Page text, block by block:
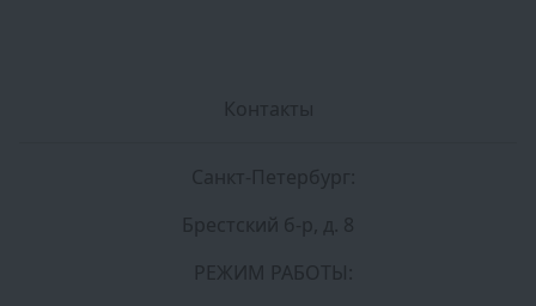
Контакты
Санкт-Петербург:
Брестский б-р, д. 8
РЕЖИМ РАБОТЫ: